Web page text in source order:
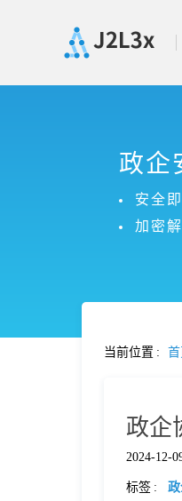
政企
安全
加密
当前位置 : 首
政企
2024-12-
标签 :